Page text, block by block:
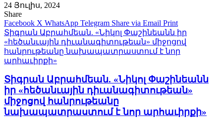
24 Յուլիս, 2024
Share
Facebook X WhatsApp Telegram Share via Email Print
Տիգրան Աբրահմեան. «Նիկոլ Փաշինեանն իր
«հեծանւային դիւանագիտութեան» միջոցով
հանրութեանը նախապատրաստում է նոր
արհաւիրքի»
Տիգրան Աբրահմեան. «Նիկոլ Փաշինեանն
իր «հեծանւային դիւանագիտութեան»
միջոցով հանրութեանը
նախապատրաստում է նոր արհաւիրքի»